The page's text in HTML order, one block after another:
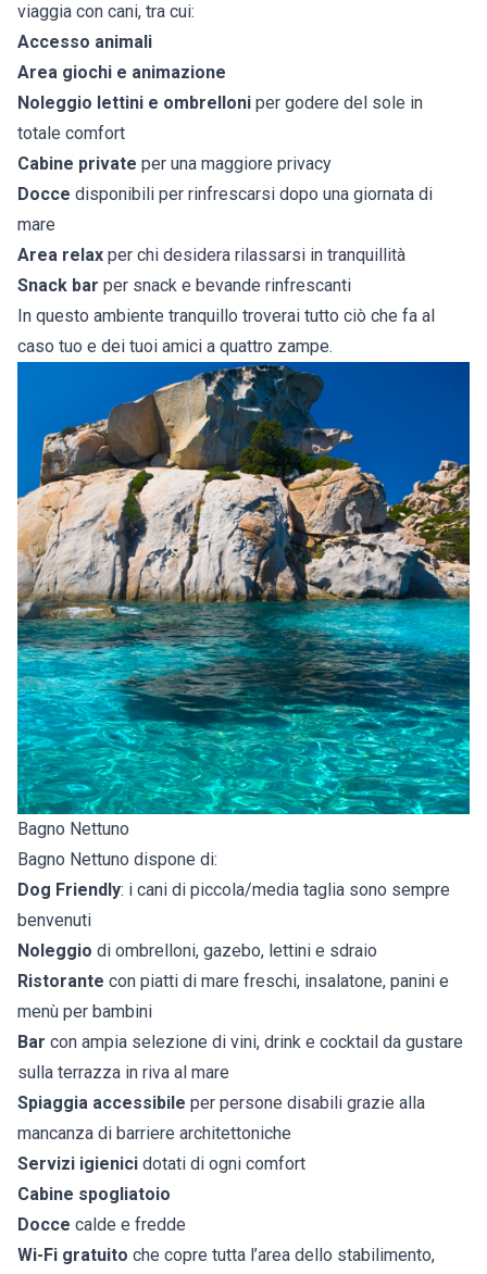
viaggia con cani, tra cui:
Accesso animali
Area giochi e animazione
Noleggio lettini e ombrelloni per godere del sole in
totale comfort
Cabine private per una maggiore privacy
Docce disponibili per rinfrescarsi dopo una giornata di
mare
Area relax per chi desidera rilassarsi in tranquillità
Snack bar per snack e bevande rinfrescanti
In questo ambiente tranquillo troverai tutto ciò che fa al
caso tuo e dei tuoi amici a quattro zampe.
Bagno Nettuno
Bagno Nettuno dispone di:
Dog Friendly: i cani di piccola/media taglia sono sempre
benvenuti
Noleggio di ombrelloni, gazebo, lettini e sdraio
Ristorante con piatti di mare freschi, insalatone, panini e
menù per bambini
Bar con ampia selezione di vini, drink e cocktail da gustare
sulla terrazza in riva al mare
Spiaggia accessibile per persone disabili grazie alla
mancanza di barriere architettoniche
Servizi igienici dotati di ogni comfort
Cabine spogliatoio
Docce calde e fredde
Wi-Fi gratuito che copre tutta l’area dello stabilimento,